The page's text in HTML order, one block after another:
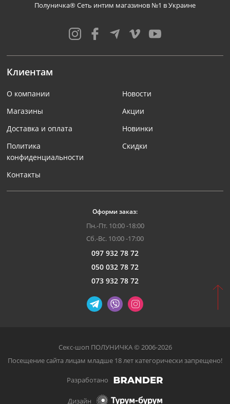
Полуничка® Сеть интим магазинов №1 в Украине
Клиентам
О компании
Магазины
Доставка и оплата
Политика
конфиденциальности
Контакты
Новости
Акции
Новинки
Скидки
Оформи заказ:
Пн.-Пт. 10:00 -18:00
Сб.-Вс. 10:00 -17:00
097 932 78 72
050 032 78 72
073 932 78 72
Секс-шоп ПОЛУНИЧКА © 2006-2026
Посещение сайта лицам младше 18 лет категорически запрещено!
Разработано
Дизайн